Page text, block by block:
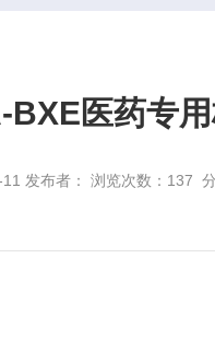
BXE医药专
发布者： 浏览次数：137